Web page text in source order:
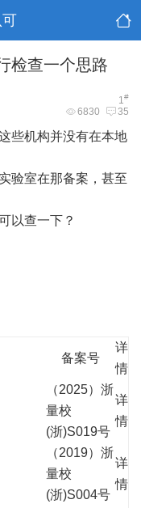
检查一个思路
1#
6830 35
些机构并没有在本地
验室在那备案，甚至
以查一下？
备案号
详
情
（2025）浙
量校
(浙)S019号
详
情
（2019）浙
量校
(浙)S004号
详
情